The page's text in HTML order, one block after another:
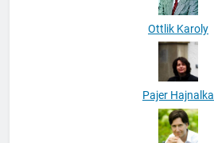
Ottlik Karoly
Pajer Hajnalka